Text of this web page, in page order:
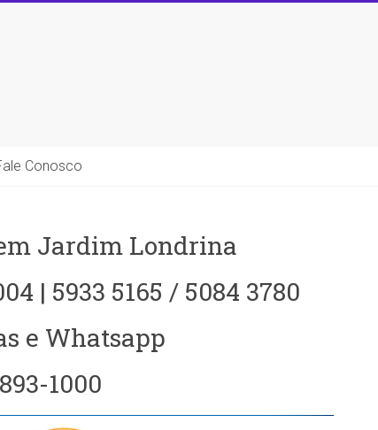
Conosco
Jardim Londrina
| 5933 5165 / 5084 3780
e Whatsapp
1000